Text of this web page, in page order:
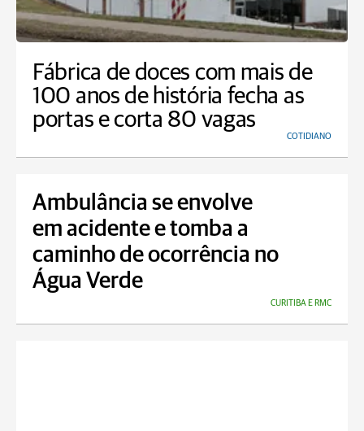
Fábrica de doces com mais de
100 anos de história fecha as
portas e corta 80 vagas
COTIDIANO
Ambulância se envolve
em acidente e tomba a
caminho de ocorrência no
Água Verde
CURITIBA E RMC